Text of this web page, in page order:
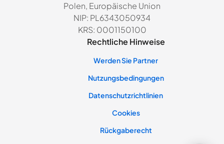
Polen, Europäische Union
NIP: PL6343050934
KRS: 0001150100
Rechtliche Hinweise
Werden Sie Partner
Nutzungsbedingungen
Datenschutzrichtlinien
Cookies
Rückgaberecht